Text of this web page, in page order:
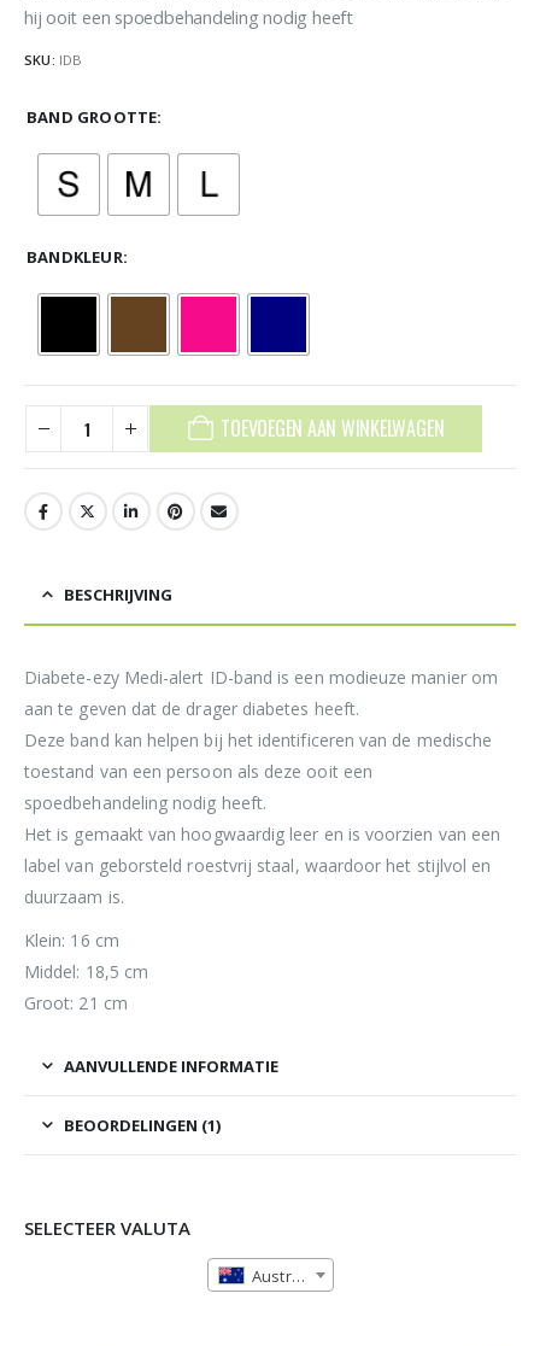
hij ooit een spoedbehandeling nodig heeft
SKU: IDB
BAND GROOTTE
BANDKLEUR
TOEVOEGEN AAN WINKELWAGEN
BESCHRIJVING
Diabete-ezy Medi-alert ID-band is een modieuze manier om
aan te geven dat de drager diabetes heeft.
Deze band kan helpen bij het identificeren van de medische
toestand van een persoon als deze ooit een
spoedbehandeling nodig heeft.
Het is gemaakt van hoogwaardig leer en is voorzien van een
label van geborsteld roestvrij staal, waardoor het stijlvol en
duurzaam is.
Klein: 16 cm
Middel: 18,5 cm
Groot: 21 cm
AANVULLENDE INFORMATIE
BEOORDELINGEN (1)
SELECTEER VALUTA
Australische dollar (AUD)